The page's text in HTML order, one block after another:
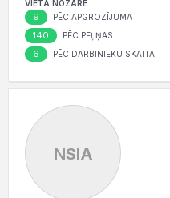
VIETA NOZARĒ
9 PĒC APGROZĪJUMA
140 PĒC PEĻŅAS
6 PĒC DARBINIEKU SKAITA
NSIA